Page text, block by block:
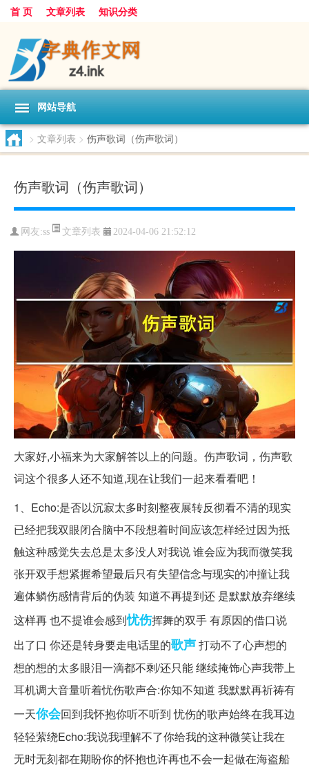
首 页 文章列表 知识分类
网站导航
> 文章列表 > 伤声歌词（伤声歌词）
伤声歌词（伤声歌词）
网友:ss 文章列表 2024-04-06 21:52:12
大家好,小福来为大家解答以上的问题。伤声歌词，伤声歌
词这个很多人还不知道,现在让我们一起来看看吧！
1、Echo:是否以沉寂太多时刻整夜展转反彻看不清的现实
已经把我双眼闭合脑中不段想着时间应该怎样经过因为抵
触这种感觉失去总是太多没人对我说 谁会应为我而微笑我
张开双手想紧握希望最后只有失望信念与现实的冲撞让我
遍体鳞伤感情背后的伪装 知道不再提到还 是默默放弃继续
这样再 也不提谁会感到忧伤挥舞的双手 有原因的借口说
出了口 你还是转身要走电话里的歌声打动不了心声想的
想的想的太多眼泪一滴都不剩/还只能 继续掩饰心声我带上
耳机调大音量听着忧伤歌声合:你知不知道 我默默再祈祷有
一天你会回到我怀抱你听不听到 忧伤的歌声始终在我耳边
轻轻萦绕Echo:我说我理解不了你给我的这种微笑让我在
无时无刻都在期盼你的怀抱也许再也不会一起做在海盗船